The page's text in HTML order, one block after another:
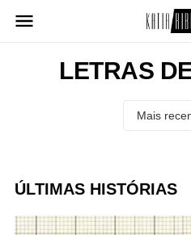
para
LETRAS
ÚLTIMAS HISTÓRIAS